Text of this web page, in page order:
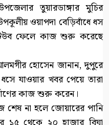
তুয়ারডাঙ্গার মুচির
ওয়াপদা বেড়িবাঁধে ধস
ফেলে কাজ শুরু করেছে
হোসেন জানান, দুপুরে
যাওয়ার খবর পেয়ে তারা
কাজ শুরু করেন।
শেষ না হলে জোয়ারের পানি